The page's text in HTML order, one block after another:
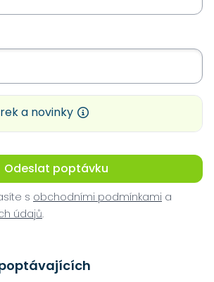
a novinky
Odeslat poptávku
s obchodními podmínkami a
údajů.